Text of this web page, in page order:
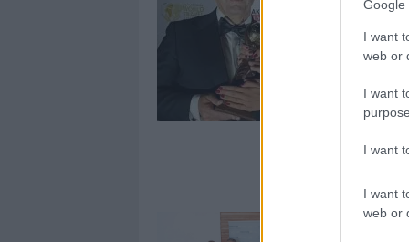
Google
I want
web or
I want
I want
I want
web or